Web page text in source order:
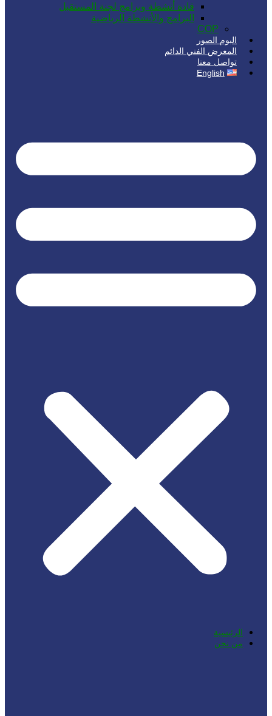
قادة أنشطة وبرامج لجنة المستقبل
البرامج والأنشطة الرياضية
COP
البوم الصور
المعرض الفني الدائم
تواصل معنا
English
الرئيسية
من نحن